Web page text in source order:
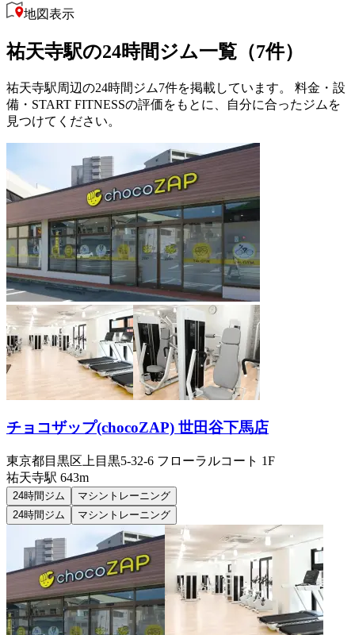
地図表示
祐天寺駅の24時間ジム一覧（7件）
祐天寺駅周辺の24時間ジム7件を掲載しています。 料金・設
備・START FITNESSの評価をもとに、自分に合ったジムを
見つけてください。
チョコザップ(chocoZAP) 世田谷下馬店
東京都目黒区上目黒5-32-6 フローラルコート 1F
祐天寺駅 643m
24時間ジム
マシントレーニング
24時間ジム
マシントレーニング